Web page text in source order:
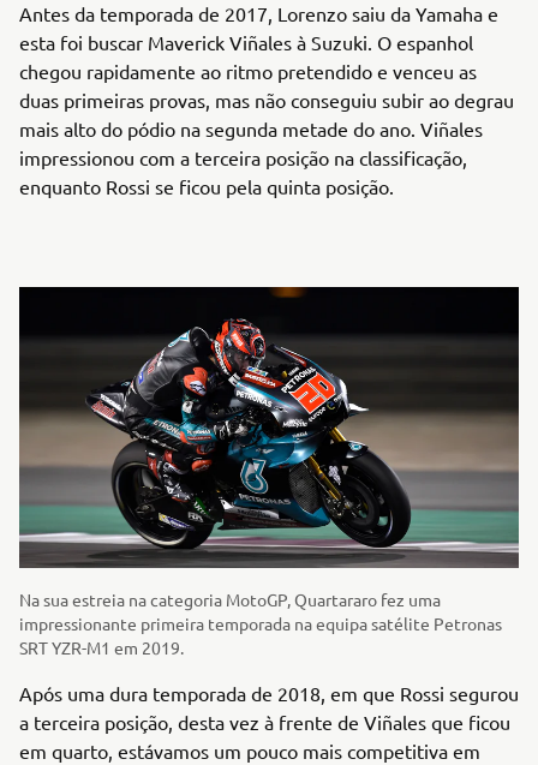
Antes da temporada de 2017, Lorenzo saiu da Yamaha e
esta foi buscar Maverick Viñales à Suzuki. O espanhol
chegou rapidamente ao ritmo pretendido e venceu as
duas primeiras provas, mas não conseguiu subir ao degrau
mais alto do pódio na segunda metade do ano. Viñales
impressionou com a terceira posição na classificação,
enquanto Rossi se ficou pela quinta posição.
Na sua estreia na categoria MotoGP, Quartararo fez uma
impressionante primeira temporada na equipa satélite Petronas
SRT YZR-M1 em 2019.
Após uma dura temporada de 2018, em que Rossi segurou
a terceira posição, desta vez à frente de Viñales que ficou
em quarto, estávamos um pouco mais competitiva em